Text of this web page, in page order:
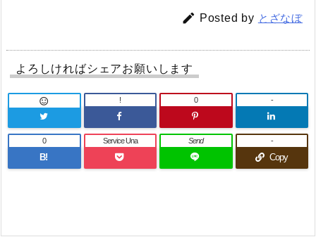
 Posted by とざなぼ
よろしければシェアお願いします
 ! 0 -
B!
0 Service Una Send
Copy
-